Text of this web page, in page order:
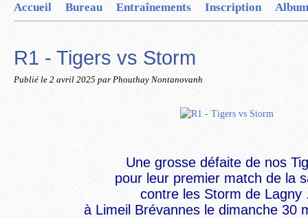
Accueil Bureau Entraînements Inscription
R1 - Tigers vs Storm
Publié le 2 avril 2025 par Phouthay Nontanovanh
Une grosse défaite de nos
pour leur premier match de la
contre les Storm de
à Limeil Brévannes le dimanche 30